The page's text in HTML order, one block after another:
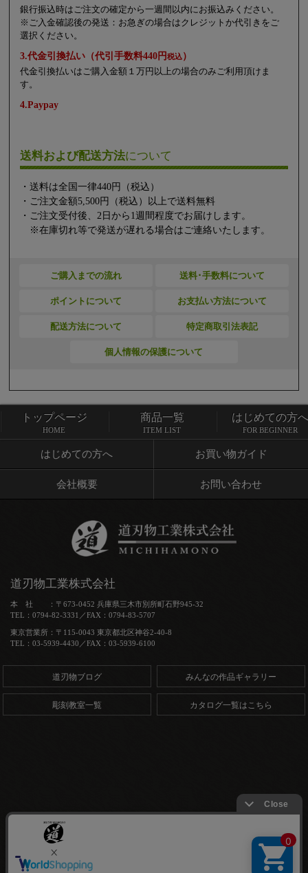
銀行振込時はご注文の確定から一週間以内にお振込みください。
※ご入金確認後の発送：お急ぎの場合はクレジットか代引きをご
選択ください。
3.代金引換払い（代引手数料440円税込）
代金引換払いはご購入金額１万円以上の場合のみご利用頂けま
す。
4.Paypay
送料および配送方法について
・送料は全国一律440円（税込）
・ご注文金額5,500円（税込）以上で送料無料
・ご注文受付後、2日から1週間程度でお届けします。
※在庫切れ等で発送が遅れる場合はご連絡いたします。
ご購入までの流れ 送料･手数料について
ポイントについて お支払い方法について
配送方法について 特定商取引法表記
個人情報の保護について
トップページ 商品一覧
はじめての方へ お買い物ガイド
会社概要 お問い合わせ
トップページ
HOME
商品一覧
ITEM LIST
はじめての方へ
FOR BEGINNER
道刃物工業株式会社
本 社 ：〒673-0452 兵庫県三木市別所町石野945-32
TEL：0794-82-3331／FAX：0794-83-5707
東京営業所：〒115-0043 東京都北区神谷2-40-8
TEL：03-5939-4430／FAX：03-5939-6100
道刃物ブログ みんなの作品ギャラリー
彫刻教室一覧 カタログ一覧はこちら